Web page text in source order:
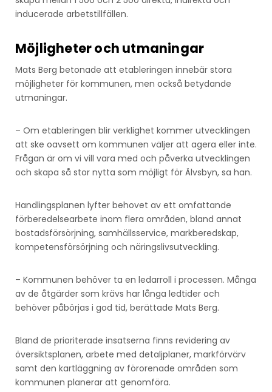
inducerade arbetstillfällen.
Möjligheter och utmaningar
Mats Berg betonade att etableringen innebär stora
möjligheter för kommunen, men också betydande
utmaningar.
– Om etableringen blir verklighet kommer utvecklingen
att ske oavsett om kommunen väljer att agera eller inte.
Frågan är om vi vill vara med och påverka utvecklingen
och skapa så stor nytta som möjligt för Älvsbyn, sa han.
Handlingsplanen lyfter behovet av ett omfattande
förberedelsearbete inom flera områden, bland annat
bostadsförsörjning, samhällsservice, markberedskap,
kompetensförsörjning och näringslivsutveckling.
– Kommunen behöver ta en ledarroll i processen. Många
av de åtgärder som krävs har långa ledtider och
behöver påbörjas i god tid, berättade Mats Berg.
Bland de prioriterade insatserna finns revidering av
översiktsplanen, arbete med detaljplaner, markförvärv
samt den kartläggning av förorenade områden som
kommunen planerar att genomföra.